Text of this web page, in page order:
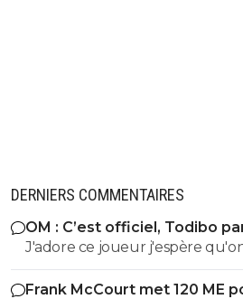
DERNIERS COMMENTAIRES
OM : C’est officiel, Todibo
J'adore ce joueur j'espère
Frank McCourt met 120 ME